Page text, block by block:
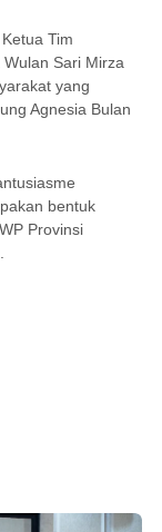
Tim
Sari Mirza
yang
Agnesia Bulan
bentuk
Provinsi